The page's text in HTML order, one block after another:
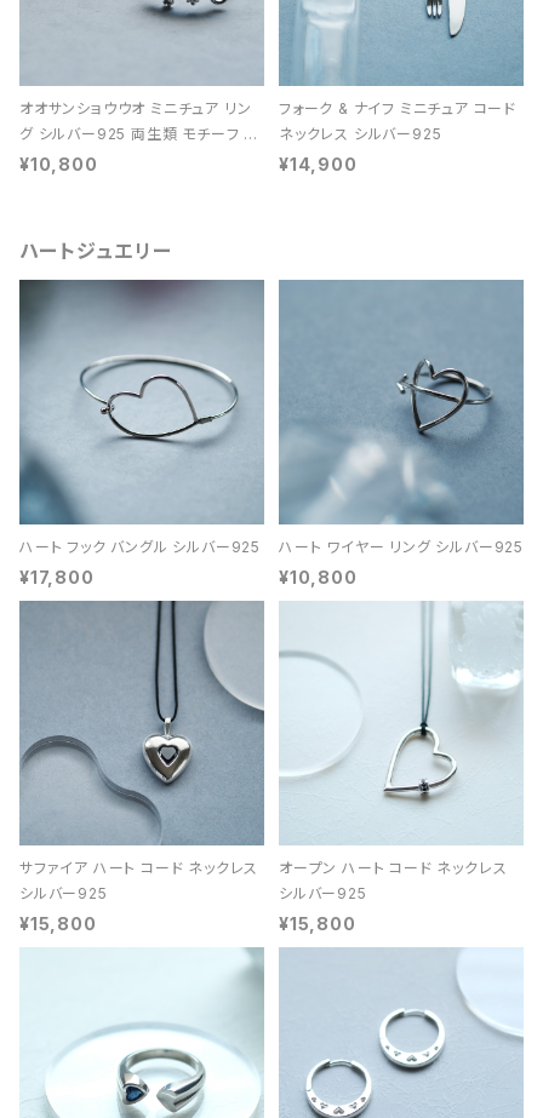
オオサンショウウオ ミニチュア リン
グ シルバー925 両生類 モチーフ レ
ディース ユニセックス
¥10,800
フォーク & ナイフ ミニチュア コード
ネックレス シルバー925
¥14,900
ハートジュエリー
ハート フック バングル シルバー925
¥17,800
ハート ワイヤー リング シルバー925
¥10,800
サファイア ハート コード ネックレス
シルバー925
¥15,800
オープン ハート コード ネックレス
シルバー925
¥15,800